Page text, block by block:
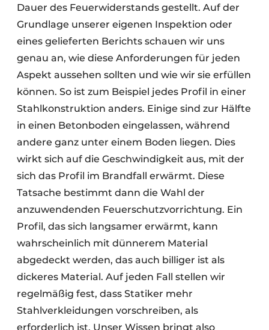
Dauer des Feuerwiderstands gestellt. Auf der
Grundlage unserer eigenen Inspektion oder
eines gelieferten Berichts schauen wir uns
genau an, wie diese Anforderungen für jeden
Aspekt aussehen sollten und wie wir sie erfüllen
können. So ist zum Beispiel jedes Profil in einer
Stahlkonstruktion anders. Einige sind zur Hälfte
in einen Betonboden eingelassen, während
andere ganz unter einem Boden liegen. Dies
wirkt sich auf die Geschwindigkeit aus, mit der
sich das Profil im Brandfall erwärmt. Diese
Tatsache bestimmt dann die Wahl der
anzuwendenden Feuerschutzvorrichtung. Ein
Profil, das sich langsamer erwärmt, kann
wahrscheinlich mit dünnerem Material
abgedeckt werden, das auch billiger ist als
dickeres Material. Auf jeden Fall stellen wir
regelmäßig fest, dass Statiker mehr
Stahlverkleidungen vorschreiben, als
erforderlich ist. Unser Wissen bringt also